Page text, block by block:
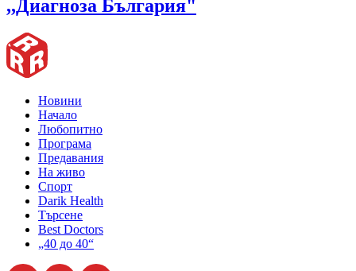
,,Диагноза България"
Новини
Начало
Любопитно
Програма
Предавания
На живо
Спорт
Darik Health
Търсене
Best Doctors
„40 до 40“